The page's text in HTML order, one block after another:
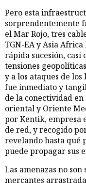
Pero esta
sorprendentemente
el Mar Rojo, tres
TGN-EA y Asia
rápida sucesión, casi
tensiones
y a los ataques de
fue inmediato y
de la conectividad
oriental y Oriente
por Kentik, empresa
de red, y recogido
revelando hasta qué
puede propagar sus
Las amenazas no
mercantes